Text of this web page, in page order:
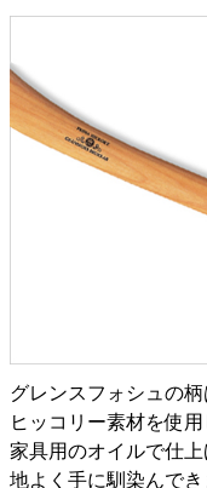
グレンスフォシュの
ヒッコリー素材を使
家具用のオイルで仕
地よく手に馴染んでき